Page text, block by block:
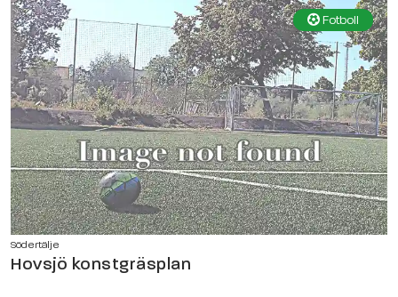
Fotboll
Södertälje
Hovsjö konstgräsplan